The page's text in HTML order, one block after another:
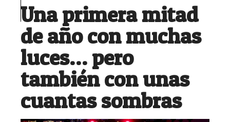
Una primera mitad
de año con muchas
luces… pero
también con unas
cuantas sombras